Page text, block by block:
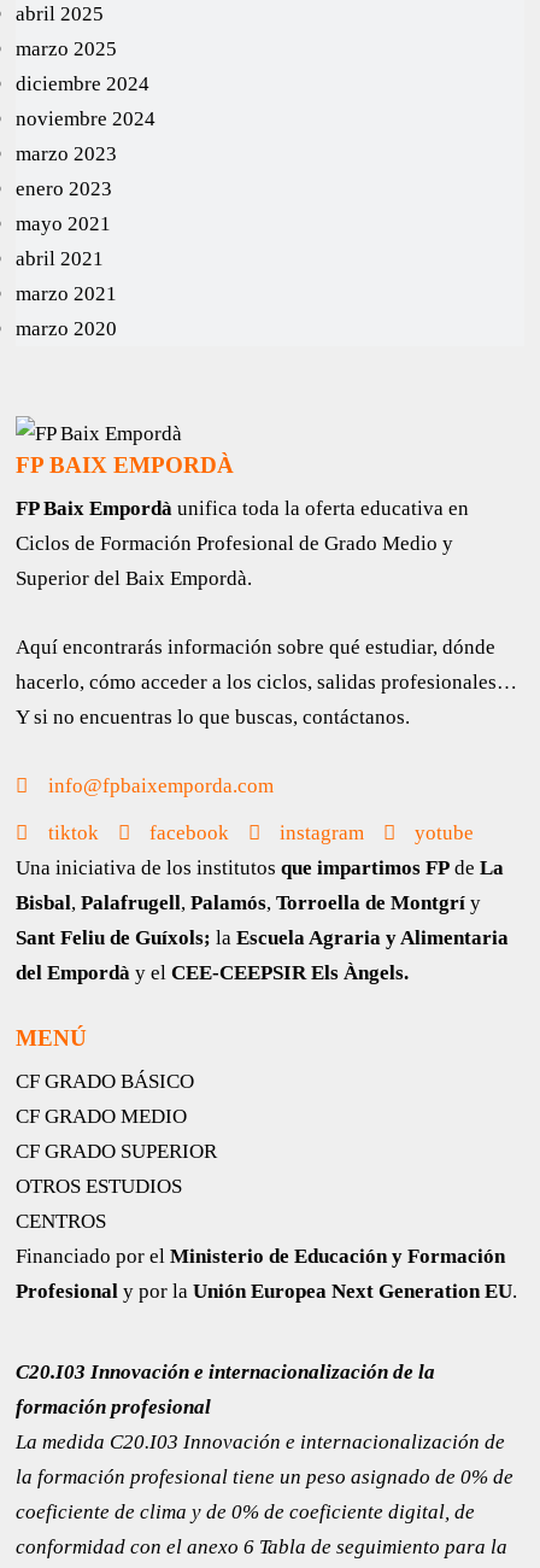
abril 2025
marzo 2025
diciembre 2024
noviembre 2024
marzo 2023
enero 2023
mayo 2021
abril 2021
marzo 2021
marzo 2020
FP BAIX EMPORDÀ
FP Baix Empordàunifica toda la oferta educativa en
Ciclos de Formación Profesional de Grado Medio y
Superior del Baix Empordà.
Aquí encontrarás información sobre qué estudiar, dónde
hacerlo, cómo acceder a los ciclos, salidas profesionales…
Y si no encuentras lo que buscas, contáctanos.
info@fpbaixemporda.com
tiktok facebook instagram
yotube
Una iniciativa de los institutosque impartimos FP deLa
Bisbal,Palafrugell,Palamós,Torroella de Montgrí y
Sant Feliu de Guíxols;la Escuela Agraria y Alimentaria
del Empordày el CEE-CEEPSIR Els Àngels.
MENÚ
CF GRADO BÁSICO
CF GRADO MEDIO
CF GRADO SUPERIOR
OTROS ESTUDIOS
CENTROS
Financiado por elMinisterio de Educación y Formación
Profesional y por laUnión Europea Next Generation EU.
C20.I03 Innovación e internacionalización de la
formación profesional
La medida C20.I03 Innovación e internacionalización de
la formación profesional tiene un peso asignado de 0% de
coeficiente de clima y de 0% de coeficiente digital, de
conformidad con el anexo 6 ​​Tabla de seguimiento para la